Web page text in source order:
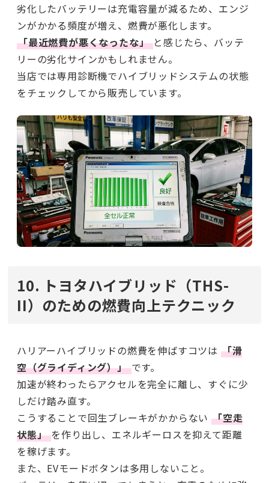
劣化したバッテリーは充電容量が減るため、エンジ
ンがかかる頻度が増え、燃費が悪化します。
「最近燃費が悪くなったな」と感じたら、バッテ
リーの劣化サインかもしれません。
当店では専用診断機でハイブリッドシステムの状態
をチェックしてから販売しています。
10. トヨタハイブリッド（THS-
II）のための燃費向上テクニック
ハリアーハイブリッドの燃費を伸ばすコツは 「滑
空（グライディング）」です。
加速が終わったらアクセルを完全に離し、すぐに少
しだけ踏み直す。
こうすることで回生ブレーキがかからない 「空走
状態」を作り出し、エネルギーロスを抑えて距離
を稼げます。
また、EVモードボタンは多用しないこと。